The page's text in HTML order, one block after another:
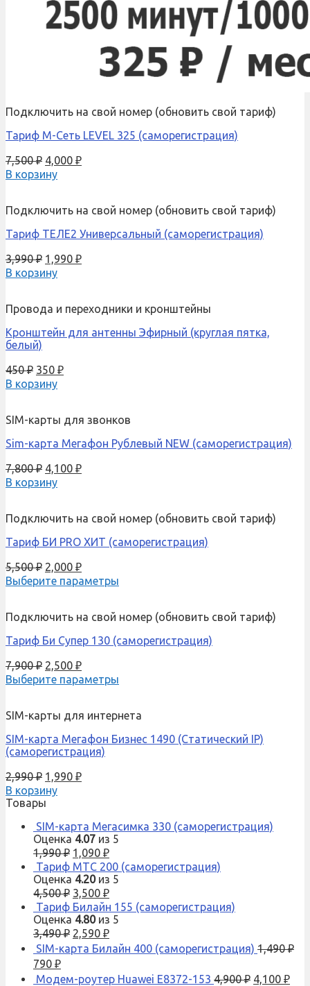
Подключить на свой номер (обновить свой тариф)
Тариф М-Сеть LEVEL 325 (саморегистрация)
7,500₽ 4,000 ₽
В корзину
Подключить на свой номер (обновить свой тариф)
Тариф ТЕЛЕ2 Универсальный (саморегистрация)
3,990₽ 1,990 ₽
В корзину
Провода и переходники и кронштейны
Кронштейн для антенны Эфирный (круглая пятка,
белый)
450₽ 350 ₽
В корзину
SIM-карты для звонков
Sim-карта Мегафон Рублевый NEW (саморегистрация)
7,800₽ 4,100 ₽
В корзину
Подключить на свой номер (обновить свой тариф)
Тариф БИ PRO ХИТ (саморегистрация)
5,500₽ 2,000 ₽
Выберите параметры
Подключить на свой номер (обновить свой тариф)
Тариф Би Супер 130 (саморегистрация)
7,900₽ 2,500 ₽
Выберите параметры
SIM-карты для интернета
SIM-карта Мегафон Бизнес 1490 (Cтатический IP)
(саморегистрация)
2,990₽ 1,990 ₽
В корзину
Товары
SIM-карта Мегасимка 330 (саморегистрация)
Оценка 4.07 из 5
1,990₽ 1,090 ₽
Тариф МТС 200 (саморегистрация)
Оценка 4.20из 5
4,500₽ 3,500 ₽
Тариф Билайн 155 (саморегистрация)
Оценка 4.80из 5
3,490₽ 2,590 ₽
SIM-карта Билайн 400 (саморегистрация) 1,490₽
790 ₽
Модем-роутер Huawei E8372-153 4,900₽ 4,100 ₽